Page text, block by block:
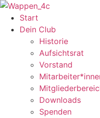
Zum
Inhalt
springen
Start
Dein Club
Historie
Aufsichtsrat
Vorstand
Downloads
Spenden